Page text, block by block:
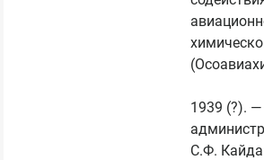
1939 (?).
С.Ф.